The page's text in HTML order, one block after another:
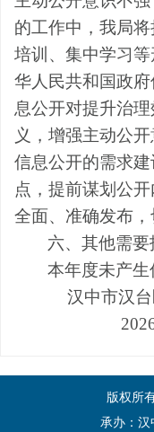
的工作中，我局
培训、集中学习
华人民共和国政
息公开对提升治
义，增强主动公开
信息公开的需求
点，提前谋划公
全面、准确发布，
六、其他需
本年度未产生
汉中市
202
版权所
承办：汉